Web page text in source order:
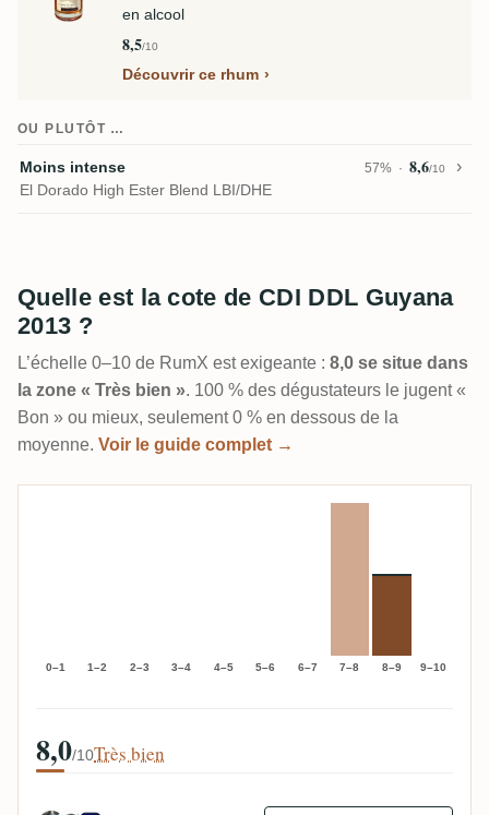
en alcool
8,5/10
Découvrir ce rhum
OU PLUTÔT …
Moins intense 57% 8,6/10
El Dorado High Ester Blend LBI/DHE
Quelle est la cote de CDI DDL Guyana
2013 ?
L’échelle 0–10 de RumX est exigeante : 8,0 se situe dans
la zone « Très bien ». 100 % des dégustateurs le jugent «
Bon » ou mieux, seulement 0 % en dessous de la
moyenne. Voir le guide complet →
0–1 1–2 2–3 3–4 4–5 5–6 6–7 7–8 8–9 9–10
8,0/10Très bien